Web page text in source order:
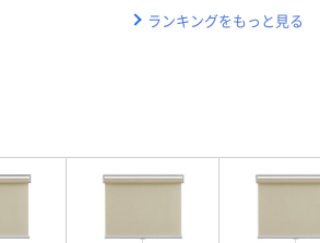
ランキングをもっと見る